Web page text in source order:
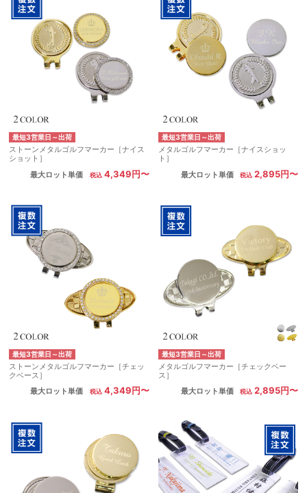
最短3営業日～出荷
ストーンメタルゴルフマーカー［ナイス
ショット］
最大ロット単価
4,349円〜
最短3営業日～出荷
メタルゴルフマーカー［ナイスショッ
ト］
最大ロット単価
2,895円〜
最短3営業日～出荷
ストーンメタルゴルフマーカー［チェッ
クベース］
最大ロット単価
4,349円〜
最短3営業日～出荷
メタルゴルフマーカー［チェックベー
ス］
最大ロット単価
2,895円〜